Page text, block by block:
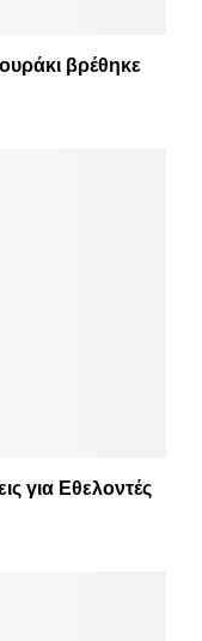
βρέθηκε
για Εθελοντές